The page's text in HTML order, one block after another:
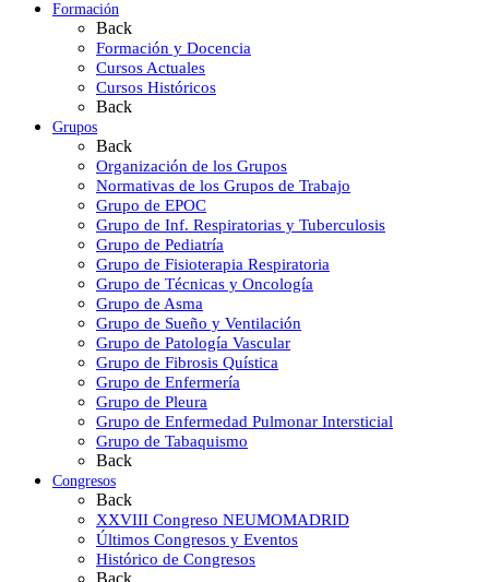
Formación
Back
Formación y Docencia
Cursos Actuales
Cursos Históricos
Back
Grupos
Back
Organización de los Grupos
Normativas de los Grupos de Trabajo
Grupo de EPOC
Grupo de Inf. Respiratorias y Tuberculosis
Grupo de Pediatría
Grupo de Fisioterapia Respiratoria
Grupo de Técnicas y Oncología
Grupo de Asma
Grupo de Sueño y Ventilación
Grupo de Patología Vascular
Grupo de Fibrosis Quística
Grupo de Enfermería
Grupo de Pleura
Grupo de Enfermedad Pulmonar Intersticial
Grupo de Tabaquismo
Back
Congresos
Back
XXVIII Congreso NEUMOMADRID
Últimos Congresos y Eventos
Histórico de Congresos